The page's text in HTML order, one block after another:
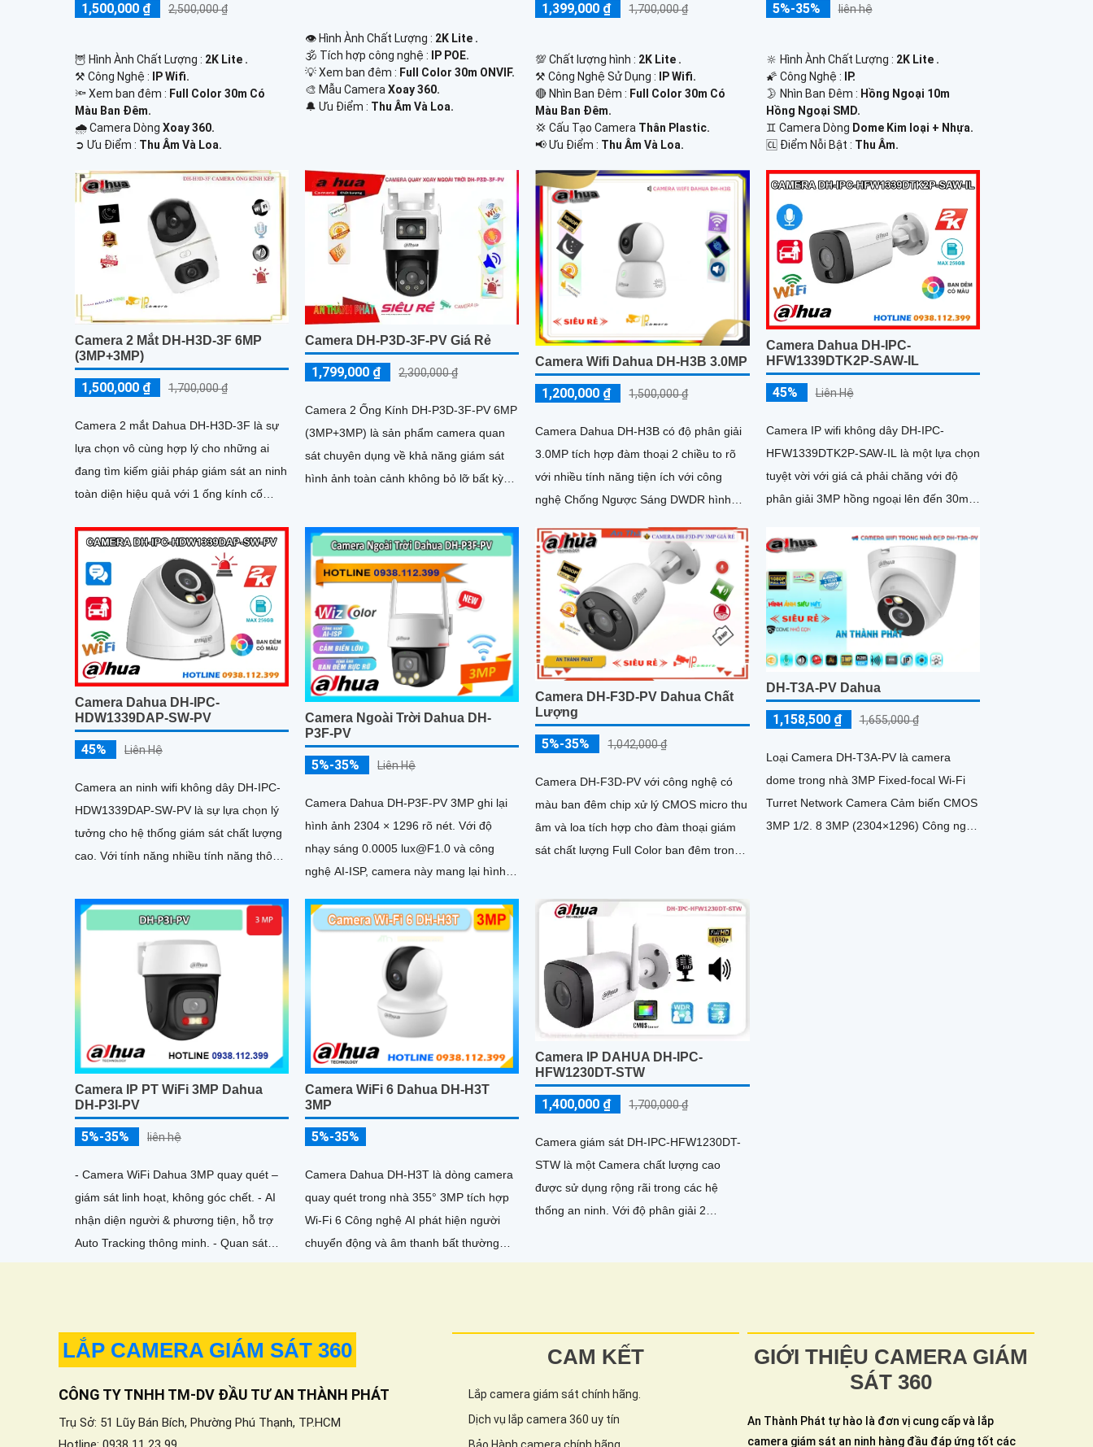
1,500,000 ₫ 2,500,000 ₫
🦉 Hình Ành Chất Lượng : 2K Lite .
⚒ Công Nghệ :
IP Wifi.
🔦 Xem ban đêm : Full Color 30m Có
Màu Ban Ðêm.
🌧️ Camera Dòng Xoay 360.
️➲ Ưu Điểm : Thu Âm Và Loa.
👁 Hình Ành Chất Lượng : 2K Lite .
🕉️ Tích hợp công nghệ :
IP POE.
💡 Xem ban đêm : Full Color 30m ONVIF.
🎨 Mẫu CameraXoay 360.
️🔔 Ưu Điểm : Thu Âm Và Loa.
1,399,000 ₫ 1,700,000 ₫
💯 Chất lượng hình : 2K Lite .
⚒ Công Nghệ Sử Dụng :
IP Wifi.
🔴 Nhìn Ban Đêm : Full Color 30m Có
Màu Ban Ðêm.
💢 Cấu Tạo Camera Thân Plastic.
️📢 Ưu Điểm : Thu Âm Và Loa.
5%-35% liên hệ
🔆 Hình Ành Chất Lượng : 2K Lite .
🌠 Công Nghệ :
IP.
🌛 Nhìn Ban Đêm : Hồng Ngoại 10m
Hồng Ngoại SMD.
♊ Camera Dòng Dome Kim loại + Nhựa.
️🆑 Điểm Nỗi Bật : Thu Âm.
Camera 2 Mắt DH-H3D-3F 6MP
(3MP+3MP)
1,500,000 ₫ 1,700,000 ₫
Camera 2 mắt Dahua DH-H3D-3F là sự
lựa chọn vô cùng hợp lý cho những ai
đang tìm kiếm giải pháp giám sát an ninh
toàn diện hiệu quả với 1 ống kính cố
phân giải 2MP cung cấp hình ảnh giám
sát sắc nét, hỗ trợ ban đêm có màu, tích
hợp mic và loa đàm thoại 2 chiều, khả
năng phát hiện phân biệt người vật độ
chính xác cao
Camera DH-P3D-3F-PV Giá Rẻ
1,799,000 ₫ 2,300,000 ₫
Camera 2 Ống Kính DH-P3D-3F-PV 6MP
(3MP+3MP) là sản phẩm camera quan
sát chuyên dụng về khả năng giám sát
hình ảnh toàn cảnh không bỏ lỡ bất kỳ
phát hiện người, phương tiện, cảnh báo
chủ động còi hú và đàm thoại 2 chiều
Camera Wifi Dahua DH-H3B 3.0MP
1,200,000 ₫ 1,500,000 ₫
Camera Dahua DH-H3B có độ phân giải
3.0MP tích hợp đàm thoại 2 chiều to rõ
với nhiều tính năng tiện ích với công
nghệ Chống Ngược Sáng DWDR hình
động phân biệt người và chuyển động
khác, Hồng ngoại 10m cho giám sát ban
đêm sắc nét dù thiếu ánh sáng
Camera Dahua DH-IPC-
HFW1339DTK2P-SAW-IL
45% Liên Hệ
Camera IP wifi không dây DH-IPC-
HFW1339DTK2P-SAW-IL là một lựa chọn
tuyệt vời với giá cả phải chăng với độ
phân giải 3MP hồng ngoại lên đến 30m
ban đêm tích hợp kèm mic ghi âm
camera để giám sát và bảo vệ tài sản
của mình giá rẻ phù hợp cho mọi gia
đình.
Camera Dahua DH-IPC-
HDW1339DAP-SW-PV
45% Liên Hệ
Camera an ninh wifi không dây DH-IPC-
HDW1339DAP-SW-PV là sự lựa chọn lý
tưởng cho hệ thống giám sát chất lượng
cao. Với tính năng nhiều tính năng thông
chiều phát hiện người và phương tiện và
độ phân giải 3MP sắc nét camera giúp
bảo vệ an toàn cho ngôi nhà hoặc văn
phòng của bạn
Camera Ngoài Trời Dahua DH-
P3F-PV
5%-35% Liên Hệ
Camera Dahua DH-P3F-PV 3MP ghi lại
hình ảnh 2304 × 1296 rõ nét. Với độ
nhạy sáng 0.0005 lux@F1.0 và công
nghệ AI-ISP, camera này mang lại hình
Camera DH-F3D-PV Dahua Chất
Lượng
5%-35% 1,042,000 ₫
Camera DH-F3D-PV với công nghệ có
màu ban đêm chip xử lý CMOS micro thu
âm và loa tích hợp cho đàm thoại giám
sát chất lượng Full Color ban đêm trong
kết nối dễ dàng
DH-T3A-PV Dahua
1,158,500 ₫ 1,655,000 ₫
Loại Camera DH-T3A-PV là camera
dome trong nhà 3MP Fixed-focal Wi-Fi
Turret Network Camera Cảm biến CMOS
3MP 1/2. 8 3MP (2304×1296) Công nghệ
Camera IP PT WiFi 3MP Dahua
DH-P3I-PV
5%-35% liên hệ
- Camera WiFi Dahua 3MP quay quét –
giám sát linh hoạt, không góc chết. - AI
nhận diện người & phương tiện, hỗ trợ
Auto Tracking thông minh. - Quan sát
ban đêm 30m với 4 chế độ (có màu ban
Camera WiFi 6 Dahua DH-H3T
3MP
5%-35%
Camera Dahua DH-H3T là dòng camera
quay quét trong nhà 355° 3MP tích hợp
Wi-Fi 6 Công nghệ AI phát hiện người
chuyển động và âm thanh bất thường
đàm thoại hai chiều, hồng ngoại tầm xa
ứng dụng DMSS
Camera IP DAHUA DH-IPC-
HFW1230DT-STW
1,400,000 ₫ 1,700,000 ₫
Camera giám sát DH-IPC-HFW1230DT-
STW là một Camera chất lượng cao
được sử dụng rộng rãi trong các hệ
thống an ninh. Với độ phân giải 2
LẮP CAMERA GIÁM SÁT 360
CÔNG TY TNHH TM-DV ĐẦU TƯ AN THÀNH PHÁT
Trụ Sở: 51 Lũy Bán Bích, Phường Phú Thạnh, TP.HCM
CAM KẾT
Lắp camera giám sát chính hãng.
Dịch vụ lắp camera 360 uy tín
GIỚI THIỆU CAMERA GIÁM
SÁT 360
An Thành Phát tự hào là đơn vị cung cấp và lắp
camera giám sát an ninh hàng đầu đáp ứng tốt các